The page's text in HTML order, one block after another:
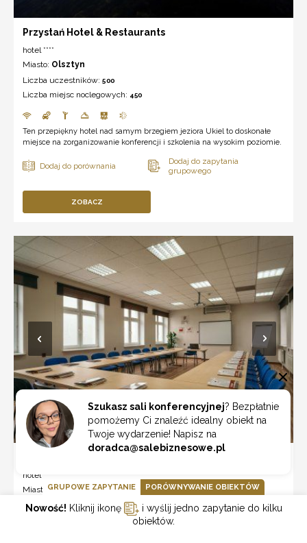
Przystań Hotel & Restaurants
hotel ****
Miasto: Olsztyn
Liczba uczestników: 500
Liczba miejsc noclegowych: 450
Ten przepiękny hotel nad samym brzegiem jeziora Ukiel to doskonałe
miejsce na zorganizowanie konferencji i szkolenia na wysokim poziomie.
ZOBACZ
hotel
Miasto:Ostróda
Liczba uczestników:80
76
Szukasz sali konferencyjnej? Bezpłatnie
pomożemy Ci znaleźć idealny obiekt na
Twoje wydarzenie! Napisz na
doradca@salebiznesowe.pl
GRUPOWE ZAPYTANIE PORÓWNYWANIE OBIEKTÓW
Nowość! Kliknij ikonę
i wyślij jedno zapytanie do kilku
obiektów.